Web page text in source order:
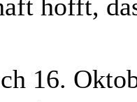
hofft,
16.